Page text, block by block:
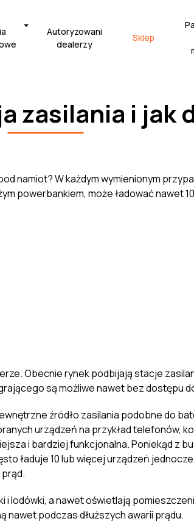
Autoryzowani
dealerzy
Sklep
zasilania i jak
namiot? W każdym wymienionym
powerbankiem, może ładować nawet
Obecnie rynek podbijają stacje
są możliwe nawet bez dostępu
źródło zasilania podobne do
urządzeń na przykład telefonów,
i bardziej funkcjonalna. Poniekąd z
ładuje 10 lub więcej urządzeń
lodówki, a nawet oświetlają
nawet podczas dłuższych awarii prądu.